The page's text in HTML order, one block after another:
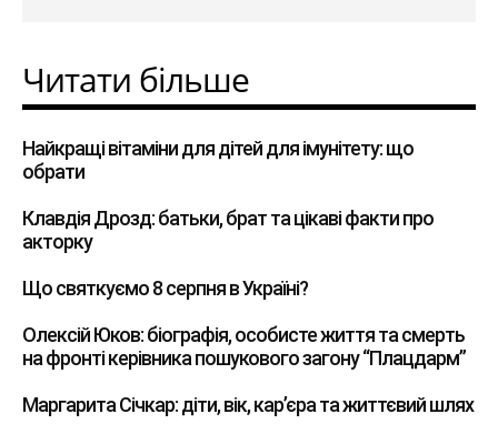
Читати більше
Найкращі вітаміни для дітей для імунітету: що
обрати
Клавдія Дрозд: батьки, брат та цікаві факти про
акторку
Що святкуємо 8 серпня в Україні?
Олексій Юков: біографія, особисте життя та смерть
на фронті керівника пошукового загону “Плацдарм”
Маргарита Січкар: діти, вік, кар’єра та життєвий шлях